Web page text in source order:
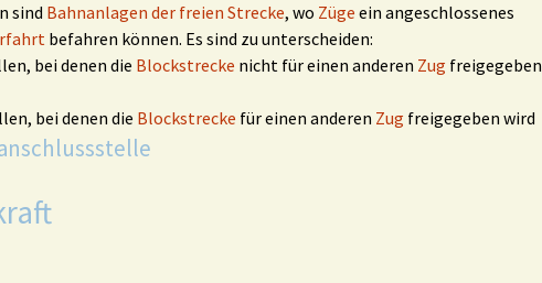
sind Bahnanlagen der freien Strecke, wo Züge ein angeschlossenes
befahren können. Es sind zu unterscheiden:
bei denen die Blockstrecke nicht für einen anderen Zug freigegeben
bei denen die Blockstrecke für einen anderen Zug freigegeben wird